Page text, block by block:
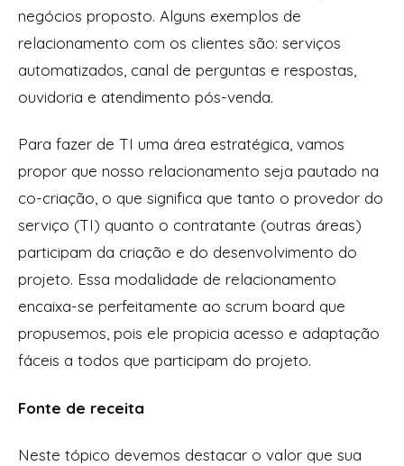
negócios proposto. Alguns exemplos de
relacionamento com os clientes são: serviços
automatizados, canal de perguntas e respostas,
ouvidoria e atendimento pós-venda.
Para fazer de TI uma área estratégica, vamos
propor que nosso relacionamento seja pautado na
co-criação, o que significa que tanto o provedor do
serviço (TI) quanto o contratante (outras áreas)
participam da criação e do desenvolvimento do
projeto. Essa modalidade de relacionamento
encaixa-se perfeitamente ao scrum board que
propusemos, pois ele propicia acesso e adaptação
fáceis a todos que participam do projeto.
Fonte de receita
Neste tópico devemos destacar o valor que sua